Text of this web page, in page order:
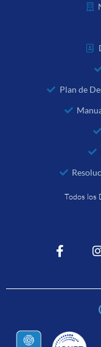
Plan de
Todos los